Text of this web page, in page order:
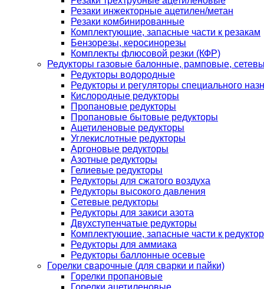
Резаки инжекторные ацетилен/метан
Резаки комбинированные
Комплектующие, запасные части к резакам
Бензорезы, керосинорезы
Комплекты флюсовой резки (КФР)
Редукторы газовые балонные, рамповые,
Редукторы водородные
Редукторы и регуляторы специального
Кислородные редукторы
Пропановые редукторы
Пропановые бытовые редукторы
Ацетиленовые редукторы
Углекислотные редукторы
Аргоновые редукторы
Азотные редукторы
Гелиевые редукторы
Редукторы для сжатого воздуха
Редукторы высокого давления
Сетевые редукторы
Редукторы для закиси азота
Двухступенчатые редукторы
Комплектующие, запасные части к
Редукторы для аммиака
Редукторы баллонные осевые
Горелки сварочные (для сварки и пайки)
Горелки пропановые
Горелки ацетиленовые